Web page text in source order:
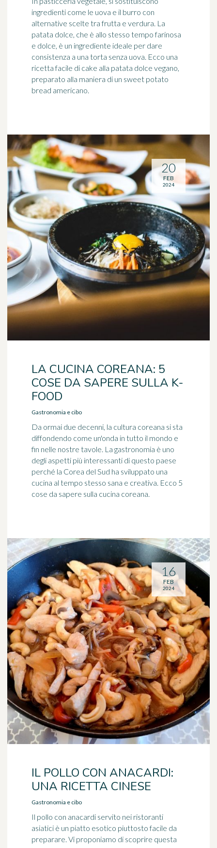
ingredienti come le uova e il burro con
alternative scelte tra frutta e verdura. La
patata dolce, che è allo stesso tempo farinosa
e dolce, è un ingrediente ideale per dare
consistenza a una torta senza uova. Ecco una
ricetta facile di cake alla patata dolce vegano,
preparato alla maniera di un sweet potato
bread americano.
LA CUCINA COREANA: 5
COSE DA SAPERE SULLA K-
FOOD
Gastronomia e cibo
Da ormai due decenni, la cultura coreana si sta
diffondendo come un'onda in tutto il mondo e
fin nelle nostre tavole. La gastronomia è uno
degli aspetti più interessanti di questo paese
perché la Corea del Sud ha sviluppato una
cucina al tempo stesso sana e creativa. Ecco 5
cose da sapere sulla cucina coreana.
20
FEB
2024
IL POLLO CON ANACARDI:
UNA RICETTA CINESE
Gastronomia e cibo
Il pollo con anacardi servito nei ristoranti
asiatici è un piatto esotico piuttosto facile da
preparare. Vi proponiamo di scoprire questa
16
FEB
2024